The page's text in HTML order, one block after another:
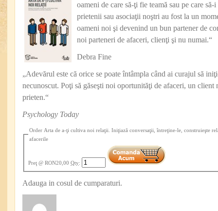
oameni de care să-ţi fie teamă sau pe care
prietenii sau asociaţii noştri au fost la un
oameni noi şi devenind un bun partener de
noi parteneri de afaceri, clienţi şi nu numai.“
Debra Fine
„Adevărul este că orice se poate întâmpla când ai curajul să
necunoscut. Poţi să găseşti noi oportunităţi de afaceri, un client
prieten.“
Psychology Today
Order Arta de a-ţi cultiva noi relaţii. Iniţiază conversaţii, întreţine-le, construieşte
afacerile
Preţ @ RON20,00 Qty:
Adauga in cosul de cumparaturi.